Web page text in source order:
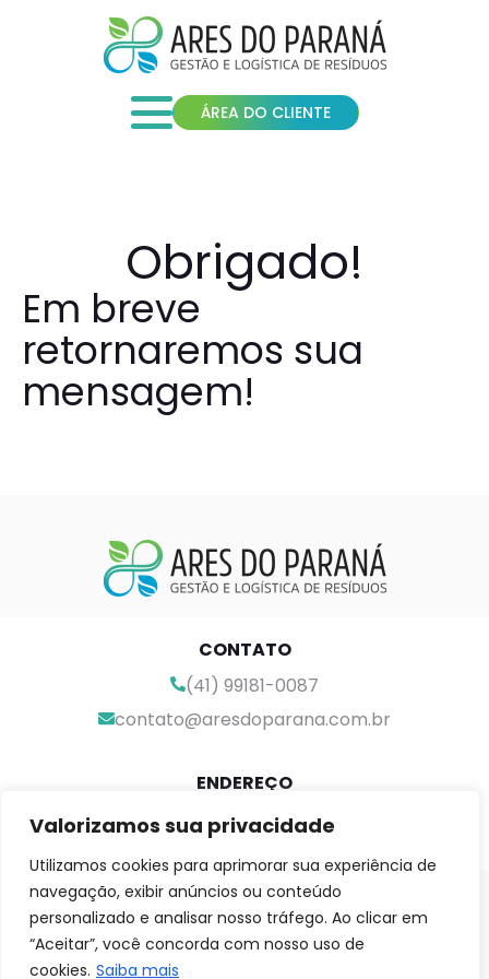
Valorizamos sua privacidade
Utilizamos cookies para aprimorar sua experiência de
navegação, exibir anúncios ou conteúdo
personalizado e analisar nosso tráfego. Ao clicar em
“Aceitar”, você concorda com nosso uso de
cookies. Saiba mais
ÁREA DO CLIENTE
Obrigado!
Em breve
retornaremos sua
mensagem!
CONTATO
(41) 99181-0087
contato@aresdoparana.com.br
ENDEREÇO
Rua Antônio Gai, 285
Tatuquara, Curitiba-PR
SIGA-NOS